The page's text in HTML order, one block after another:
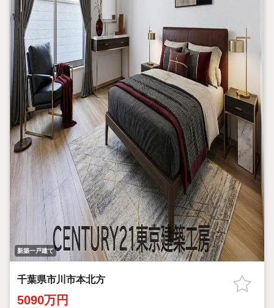
新築一戸建て
千葉県市川市本北方
5090万円